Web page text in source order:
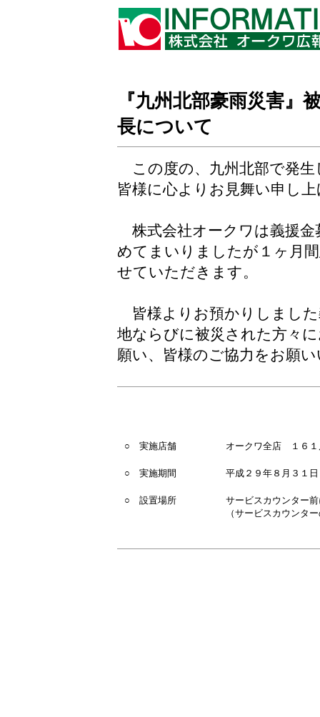
『九州北部豪雨災害
長について
この度の、九州北部で発生
皆様に心よりお見舞い申し
株式会社オークワは義援金
めてまいりましたが１ヶ月
せていただきます。
皆様よりお預かりしました
地ならびに被災された方々
願い、皆様のご協力をお願
○ 実施店舗 オークワ全店 １６１
○ 実施期間 平成２９年８月３１
○ 設置場所
サービスカウンター
（サービスカウンタ